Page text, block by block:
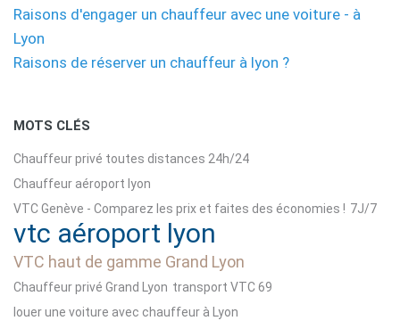
Raisons d'engager un chauffeur avec une voiture - à
Lyon
Raisons de réserver un chauffeur à lyon ?
MOTS CLÉS
Chauffeur privé toutes distances 24h/24
Chauffeur aéroport lyon
VTC Genève - Comparez les prix et faites des économies ! 7J/7
vtc aéroport lyon
VTC haut de gamme Grand Lyon
Chauffeur privé Grand Lyon transport VTC 69
louer une voiture avec chauffeur à Lyon